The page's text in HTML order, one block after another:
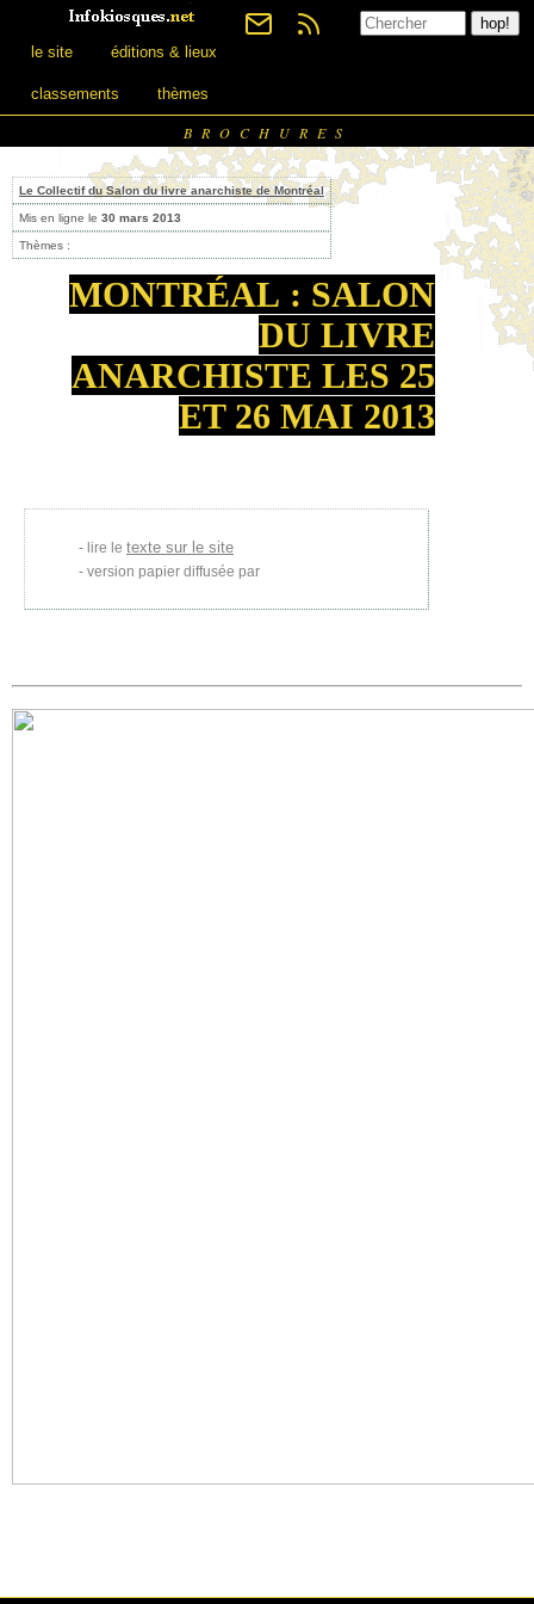
le site éditions & lieux
classements thèmes
BROCHURES
Le Collectif du Salon du livre anarchiste de Montréal
Mis en ligne le 30 mars 2013
Thèmes :
MONTRÉAL : SALON
DU LIVRE
ANARCHISTE LES 25
ET 26 MAI 2013
lire le texte sur le site
version papier diffusée par